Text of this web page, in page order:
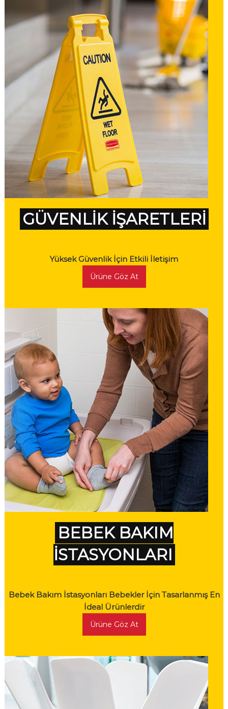
GÜVENLİK İŞARETLERİ
Yüksek Güvenlik İçin Etkili İletişim
Ürüne Göz At
BEBEK BAKIM
İSTASYONLARI
Bebek Bakım İstasyonları Bebekler İçin Tasarlanmış En
İdeal Ürünlerdir
Ürüne Göz At